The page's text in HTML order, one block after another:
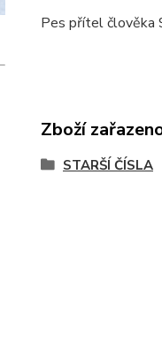
Pes přítel člověka
Zboží
STARŠÍ ČÍSLA